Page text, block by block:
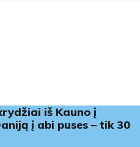
iš Kauno į
į abi puses – tik 30